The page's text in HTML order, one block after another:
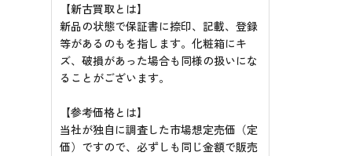
【新古買取とは】
新品の状態で保証書に捺印、記載、登録
等があるのもを指します。化粧箱にキ
ズ、破損があった場合も同様の扱いにな
ることがございます。
【参考価格とは】
当社が独自に調査した市場想定売価（定
価）ですので、必ずしも同じ金額で販売